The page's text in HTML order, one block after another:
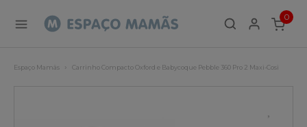
0
ITEMS
Espaço Mamãs Carrinho Compacto Oxford e Babycoque Pebble 360 Pro 2 Maxi-Cosi